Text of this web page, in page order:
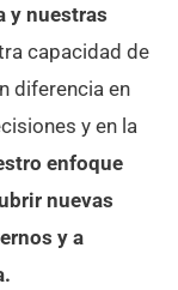
y nuestras
capacidad de
diferencia en
y en la
enfoque
nuevas
y a